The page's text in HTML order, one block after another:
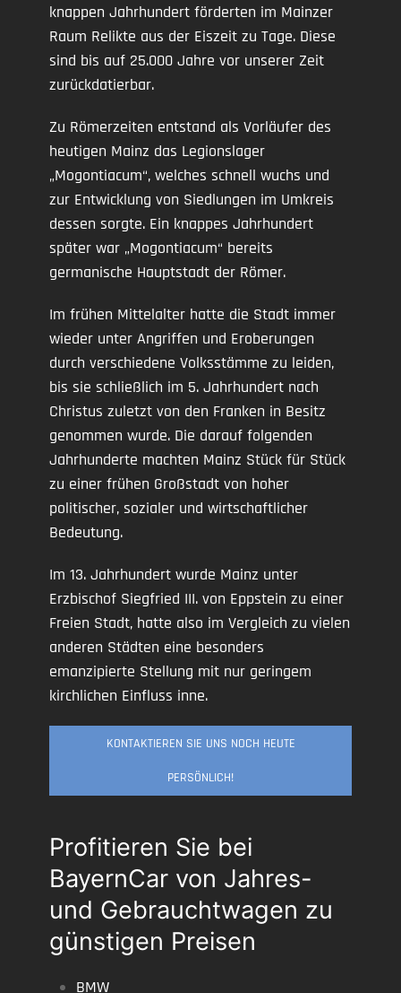
knappen Jahrhundert förderten im Mainzer
Raum Relikte aus der Eiszeit zu Tage. Diese
sind bis auf 25.000 Jahre vor unserer Zeit
zurückdatierbar.
Zu Römerzeiten entstand als Vorläufer des
heutigen Mainz das Legionslager
„Mogontiacum“, welches schnell wuchs und
zur Entwicklung von Siedlungen im Umkreis
dessen sorgte. Ein knappes Jahrhundert
später war „Mogontiacum“ bereits
germanische Hauptstadt der Römer.
Im frühen Mittelalter hatte die Stadt immer
wieder unter Angriffen und Eroberungen
durch verschiedene Volksstämme zu leiden,
bis sie schließlich im 5. Jahrhundert nach
Christus zuletzt von den Franken in Besitz
genommen wurde. Die darauf folgenden
Jahrhunderte machten Mainz Stück für Stück
zu einer frühen Großstadt von hoher
politischer, sozialer und wirtschaftlicher
Bedeutung.
Im 13. Jahrhundert wurde Mainz unter
Erzbischof Siegfried III. von Eppstein zu einer
Freien Stadt, hatte also im Vergleich zu vielen
anderen Städten eine besonders
emanzipierte Stellung mit nur geringem
kirchlichen Einfluss inne.
KONTAKTIEREN SIE UNS NOCH HEUTE
PERSÖNLICH!
Profitieren Sie bei
BayernCar von Jahres-
und Gebrauchtwagen zu
günstigen Preisen
BMW